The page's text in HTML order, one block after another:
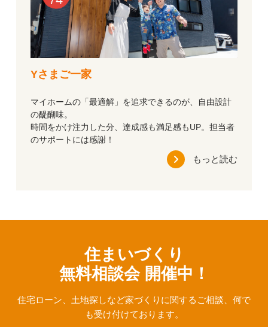
Yさまご一家
マイホームの「最適解」を追求できるのが、自由設計
の醍醐味。
時間をかけ注力した分、達成感も満足感もUP。担当者
のサポートには感謝！
もっと読む
住まいづくり
無料相談会 開催中！
住宅ローン、⼟地探しなど家づくりに関するご相談、 何で
も受け付けております。